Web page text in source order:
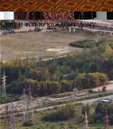
Свет и тепло каждому дому
10
марта 2026
На Ново-Рязанской ТЭЦ
Подробнее
0